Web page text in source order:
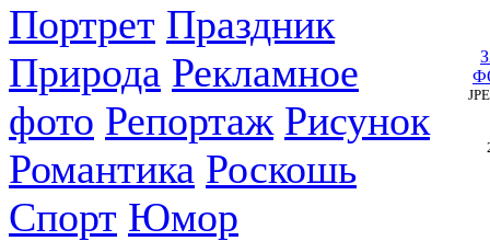
Портрет Праздник
Природа Рекламное
фото Репортаж Рисунок
Романтика Роскошь
Спорт Юмор